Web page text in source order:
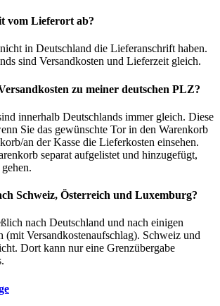
vom Lieferort ab?
in Deutschland die Lieferanschrift haben.
sind Versandkosten und Lieferzeit gleich.
zu meiner deutschen PLZ?
innerhalb Deutschlands immer gleich. Diese
Sie das gewünschte Tor in den Warenkorb
an der Kasse die Lieferkosten einsehen.
separat aufgelistet und hinzugefügt,
Schweiz, Österreich und Luxemburg?
nach Deutschland und nach einigen
(mit Versandkostenaufschlag). Schweiz und
Dort kann nur eine Grenzübergabe